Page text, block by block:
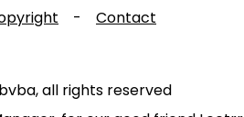
- Contact
all rights reserved